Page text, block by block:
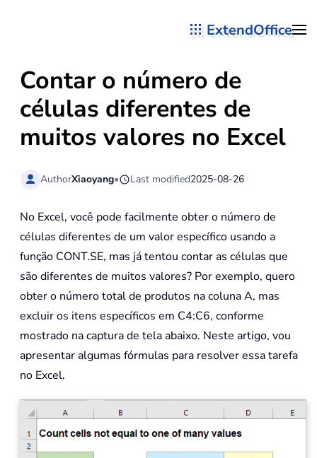
ExtendOffice
Contar o número de
células diferentes de
muitos valores no Excel
AuthorXiaoyang• Last modified2025-08-26
No Excel, você pode facilmente obter o número de
células diferentes de um valor específico usando a
função CONT.SE, mas já tentou contar as células que
são diferentes de muitos valores? Por exemplo, quero
obter o número total de produtos na coluna A, mas
excluir os itens específicos em C4:C6, conforme
mostrado na captura de tela abaixo. Neste artigo, vou
apresentar algumas fórmulas para resolver essa tarefa
no Excel.